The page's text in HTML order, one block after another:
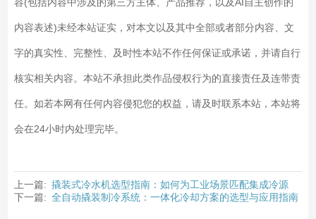
容(包括内容中涉及的第三方主体、产品推荐，以及AI自主创作的
内容表述)未经本站证实，对本文以及其中全部或者部分内容、文
字的真实性、完整性、及时性本站不作任何保证或承诺，并请自行
核实相关内容。本站不承担此类作品侵权行为的直接责任及连带责
任。如若本网有任何内容侵犯您的权益，请及时联系本站，本站将
会在24小时内处理完毕。
上一篇: 撬装式冷水机选型指南：如何为工业场景匹配集成冷源
下一篇: 全自动撬装制冷系统：一体化冷却方案的选型与应用指南